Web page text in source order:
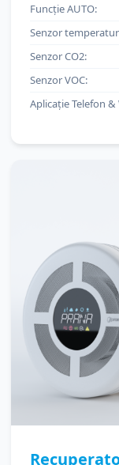
Funcție AUTO:
Senzor
Senzor CO2:
Senzor VOC:
Aplicație Telefon &